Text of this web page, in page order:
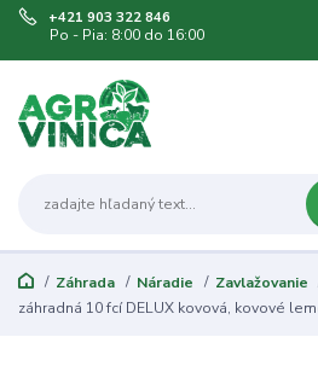
+421 903 322 846
Po - Pia: 8:00 do 16:00
Záhrada Náradie Zavlažovanie
záhradná 10 fcí DELUX kovová, kovové